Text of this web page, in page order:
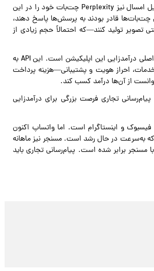
سال گذشته، OpenAI نسخه‌ای از ChatGPT را در واتساپ راه‌اندازی کرد و اوایل امسال نیز Perplexity چت‌بات خود را در این
از ۳ میلیارد نفری بهره ببرد. این چت‌بات‌ها قادر بودند به پرسش‌ها پاسخ دهند،
تصویر تولید کنند—که احتمالاً حجم زیادی از
اما مشکل بزرگ‌تری برای متا وجود داشت. API تجاری واتساپ یکی از راه‌های اصلی درآمدزایی این اپلیکیشن است. این API به
احراز هویت و پشتیبانی—هزینه پرداخت
زاکربرگ اشاره کرد که پیام‌رسانی تجاری فرصت بزرگی برای درآمدزایی
و اینستاگرام است. اما واتساپ اکنون
با بیش از ۱۰۰ میلیون نفر در آمریکا که به‌سرعت در حال رشد است. مسنجر نیز ماهانه
مسنجر برابر شده است. پیام‌رسانی تجاری باید